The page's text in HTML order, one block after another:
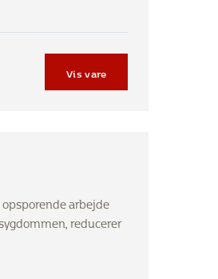
Vis vare
arbejde
reducerer